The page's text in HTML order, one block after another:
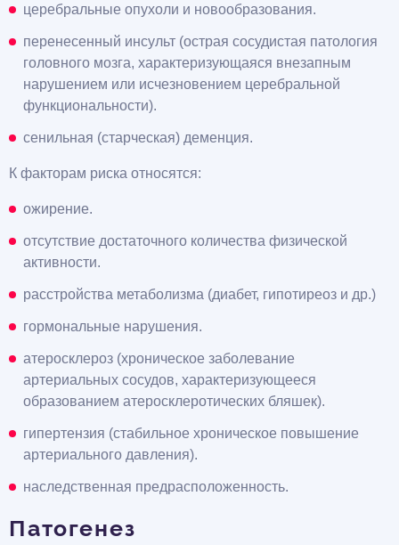
церебральные опухоли и новообразования.
перенесенный инсульт (острая сосудистая патология
головного мозга, характеризующаяся внезапным
нарушением или исчезновением церебральной
функциональности).
сенильная (старческая) деменция.
К факторам риска относятся:
ожирение.
отсутствие достаточного количества физической
активности.
расстройства метаболизма (диабет, гипотиреоз и др.)
гормональные нарушения.
атеросклероз (хроническое заболевание
артериальных сосудов, характеризующееся
образованием атеросклеротических бляшек).
гипертензия (стабильное хроническое повышение
артериального давления).
наследственная предрасположенность.
Патогенез